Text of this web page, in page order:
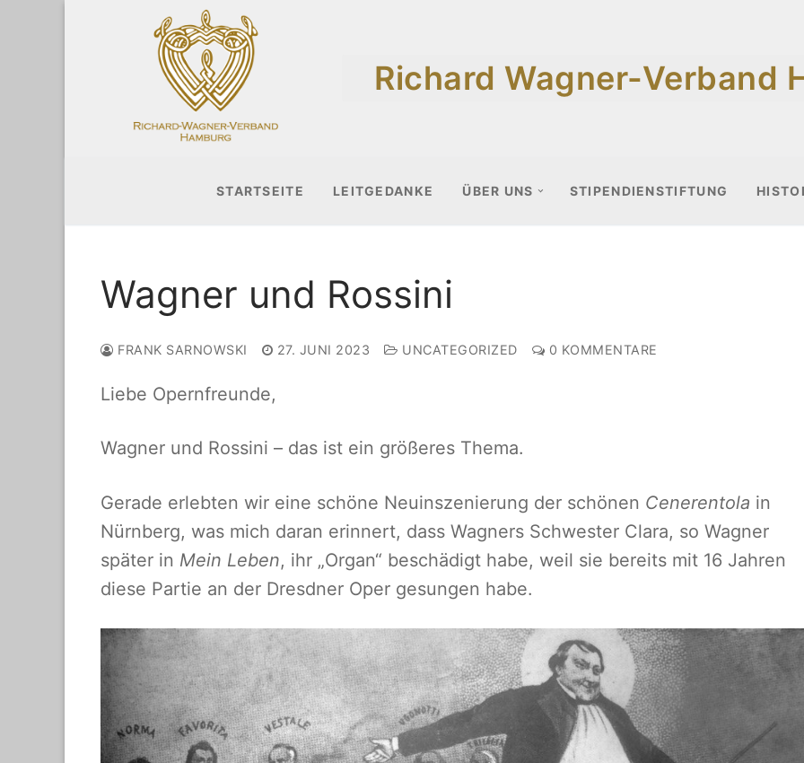
Richard Wagner-Verband
STARTSEITE LEITGEDANKE ÜBER UNS STIPENDIENSTIFTUNG
Wagner und Rossini
FRANK SARNOWSKI 27. JUNI 2023 UNCATEGORIZED 0 KOMMENTARE
Liebe Opernfreunde,
Wagner und Rossini – das ist ein größeres Thema.
Gerade erlebten wir eine schöne Neuinszenierung der schönen Cenerentola in
Nürnberg, was mich daran erinnert, dass Wagners Schwester Clara, so Wagner
später in Mein Leben, ihr „Organ“ beschädigt habe, weil sie bereits mit 16 Jahren
diese Partie an der Dresdner Oper gesungen habe.